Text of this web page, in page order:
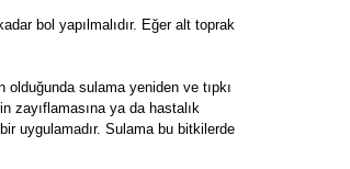
bol yapılmalıdır. Eğer alt toprak
sulama yeniden ve tıpkı
zayıflamasına ya da hastalık
uygulamadır. Sulama bu bitkilerde